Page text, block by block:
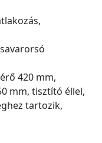
420 mm,
mm, tisztító éllel,
tartozik,